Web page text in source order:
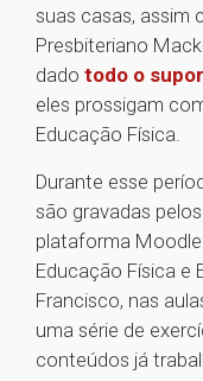
suas casas, assim
Presbiteriano
dado todo o
eles prossigam
Educação Física.
Durante esse
são gravadas
plataforma
Educação Física e
Francisco, nas
uma série de
conteúdos já